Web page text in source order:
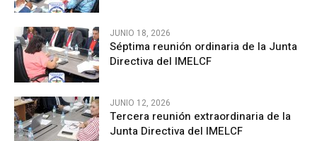
JUNIO 18, 2026
Séptima reunión ordinaria de la Junta
Directiva del IMELCF
JUNIO 12, 2026
Tercera reunión extraordinaria de la
Junta Directiva del IMELCF